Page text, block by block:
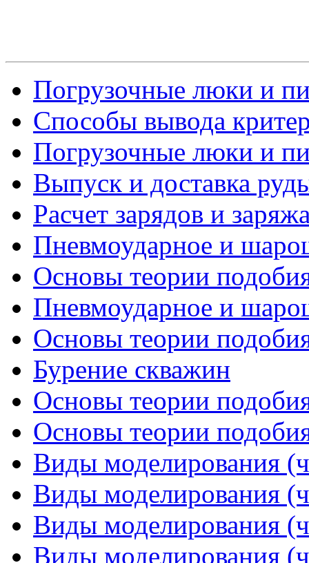
Погрузочные люки и
Способы вывода
Погрузочные люки и
Выпуск и доставка
Расчет зарядов и
Пневмоударное и
Основы теории
Пневмоударное и
Основы теории
Бурение скважин
Основы теории
Основы теории
Виды моделирования
Виды моделирования
Виды моделирования
Виды моделирования